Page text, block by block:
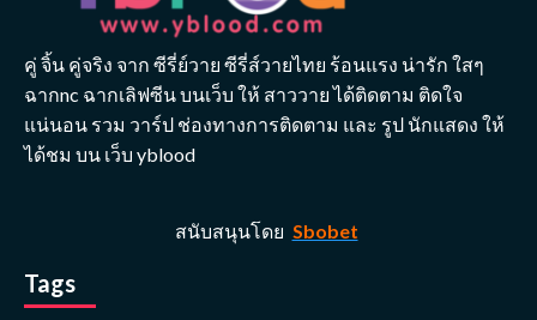
คู่ จิ้น คู่จริง จาก ซีรี่ย์วาย ซีรี่ส์วายไทย ร้อนแรง น่ารัก ใสๆ
ฉากnc ฉากเลิฟซีน บนเว็บ ให้ สาววาย ได้ติดตาม ติดใจ
แน่นอน รวม วาร์ป ช่องทางการติดตาม และ รูป นักแสดง ให้
ได้ชม บน เว็บ yblood
สนับสนุนโดย Sbobet
Tags